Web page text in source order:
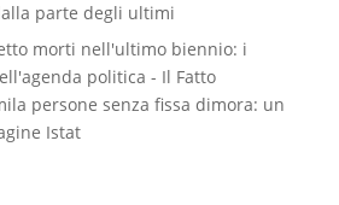
parte degli ultimi
morti nell'ultimo biennio: i
politica - Il Fatto
persone senza fissa dimora: un
Istat